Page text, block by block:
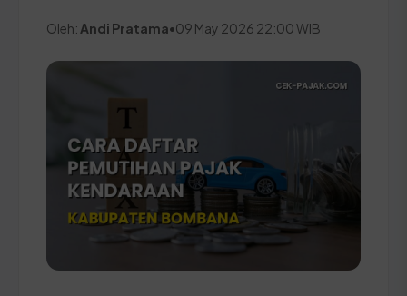
Oleh: Andi Pratama•09 May 2026 22:00 WIB